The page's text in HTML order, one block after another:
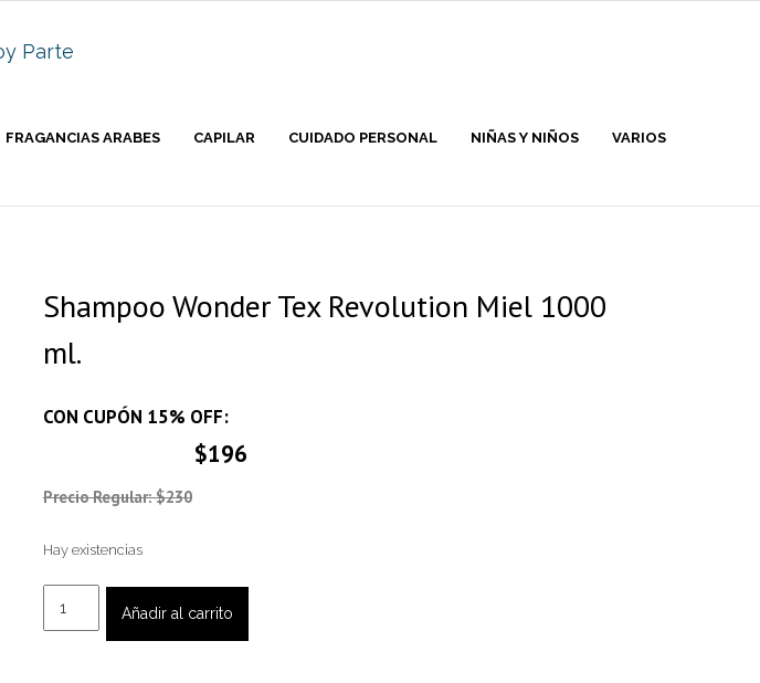
FRAGANCIAS ARABES CAPILAR CUIDADO PERSONAL NIÑAS Y NIÑOS VARIOS
Shampoo Wonder Tex Revolution Miel 1000
ml.
CON CUPÓN 15% OFF:
$196
Precio Regular: $230
Hay existencias
Añadir al carrito